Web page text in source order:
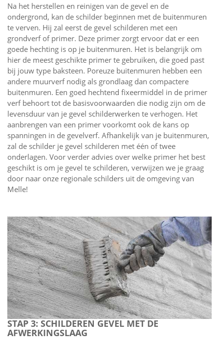
Na het herstellen en reinigen van de gevel en de
ondergrond, kan de schilder beginnen met de buitenmuren
te verven. Hij zal eerst de gevel schilderen met een
grondverf of primer. Deze primer zorgt ervoor dat er een
goede hechting is op je buitenmuren. Het is belangrijk om
hier de meest geschikte primer te gebruiken, die goed past
bij jouw type baksteen. Poreuze buitenmuren hebben een
andere muurverf nodig als grondlaag dan compactere
buitenmuren. Een goed hechtend fixeermiddel in de primer
verf behoort tot de basisvoorwaarden die nodig zijn om de
levensduur van je gevel schilderwerken te verhogen. Het
aanbrengen van een primer voorkomt ook de kans op
spanningen in de gevelverf. Afhankelijk van je buitenmuren,
zal de schilder je gevel schilderen met één of twee
onderlagen. Voor verder advies over welke primer het best
geschikt is om je gevel te schilderen, verwijzen we je graag
door naar onze regionale schilders uit de omgeving van
Melle!
STAP 3: SCHILDEREN GEVEL MET DE
AFWERKINGSLAAG